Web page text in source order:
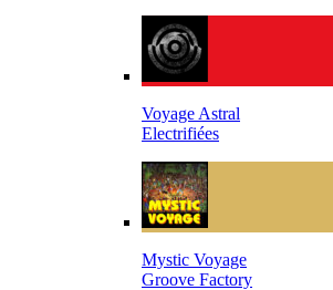
Voyage Astral
Electrifiées
Mystic Voyage
Groove Factory